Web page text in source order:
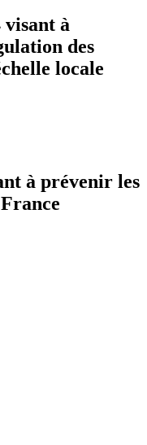
visant à
des
locale
à prévenir les